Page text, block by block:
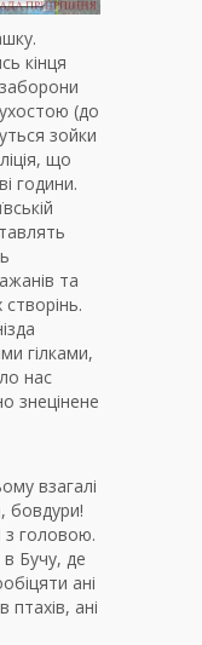
кінця
(до
зойки
що
години.
та
гілками,
нас
знецінене
взагалі
бовдури!
з головою.
Бучу, де
ані
птахів, ані